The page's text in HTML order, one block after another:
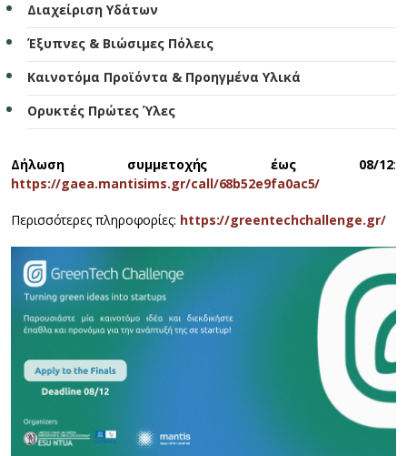
Διαχείριση Υδάτων
Έξυπνες & Βιώσιμες Πόλεις
Καινοτόμα Προϊόντα & Προηγμένα Υλικά
Ορυκτές Πρώτες Ύλες
Δήλωση συμμετοχής έως 08/12:
https://gaea.mantisims.gr/call/68b52e9fa0ac5/
Περισσότερες πληροφορίες: https://greentechchallenge.gr/